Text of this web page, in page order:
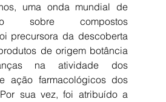
uma onda mundial de
sobre compostos
precursora da descoberta
de origem botância
na atividade dos
ação farmacológicos dos
sua vez, foi atribuído a